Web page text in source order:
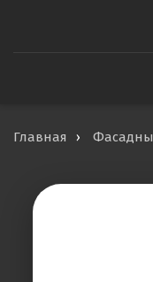
Главная